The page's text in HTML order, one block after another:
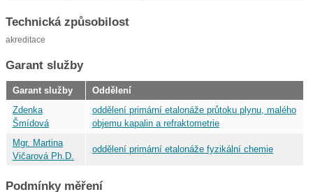
Technická způsobilost
akreditace
Garant služby
Garant služby
Oddělení
Zdenka
Šmídová
oddělení primární etalonáže průtoku plynu, malého
objemu kapalin a refraktometrie
Mgr. Martina
Vičarová Ph.D.
oddělení primární etalonáže fyzikální chemie
Podmínky měření